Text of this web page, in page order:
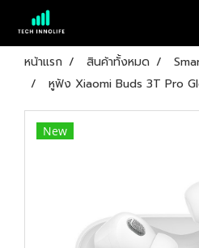
หน้าแรก สินค้าทั้งหมด
หูฟัง Xiaomi Buds 3T Pro
New